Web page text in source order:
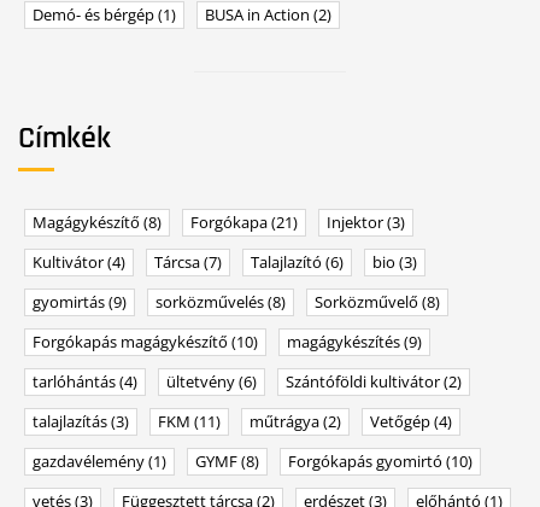
Demó- és bérgép(1) BUSA in Action (2)
Címkék
Magágykészítő (8) Forgókapa(21) Injektor(3)
Kultivátor(4) Tárcsa(7) Talajlazító (6) bio (3)
gyomirtás(9) sorközművelés(8) Sorközművelő (8)
Forgókapás magágykészítő (10) magágykészítés(9)
tarlóhántás(4) ültetvény(6) Szántóföldi kultivátor(2)
talajlazítás(3) FKM (11) műtrágya(2) Vetőgép(4)
gazdavélemény(1) GYMF(8) Forgókapás gyomirtó (10)
vetés(3) Függesztett tárcsa(2) erdészet(3) előhántó (1)